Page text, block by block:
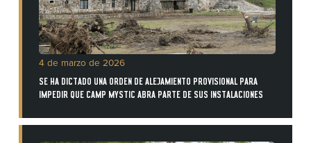
4 de marzo de 2026
SE HA DICTADO UNA ORDEN DE ALEJAMIENTO PROVISIONAL PARA
IMPEDIR QUE CAMP MYSTIC ABRA PARTE DE SUS INSTALACIONES